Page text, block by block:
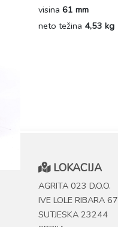
visina 61 mm
neto težina 4,53 kg
LOKACIJA
AGRITA 023 D.O.O.
IVE LOLE RIBARA 67
SUTJESKA 23244